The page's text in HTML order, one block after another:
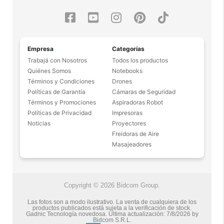
Empresa
Trabajá con Nosotros
Quiénes Somos
Términos y Condiciones
Políticas de Garantía
Términos y Promociones
Políticas de Privacidad
Noticias
Categorías
Todos los productos
Notebooks
Drones
Cámaras de Seguridad
Aspiradoras Robot
Impresoras
Proyectores
Freidoras de Aire
Masajeadores
Copyright © 2026 Bidcom Group.
Las fotos son a modo ilustrativo. La venta de cualquiera de los
productos publicados está sujeta a la verificación de stock.
Gadnic Tecnología novedosa. Última actualización: 7/8/2026 by
Bidcom S.R.L.